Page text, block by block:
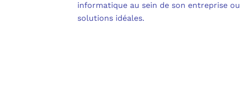
informatique au sein de son entreprise ou
solutions idéales.